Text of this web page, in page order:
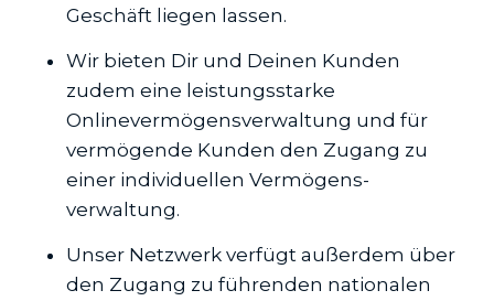
Geschäft liegen lassen.
Wir bieten Dir und Deinen Kunden
zudem eine leistungsstarke
Onlinevermögens­verwaltung und für
vermögende Kunden den Zugang zu
einer individuellen Vermögens­
verwaltung.
Unser Netzwerk verfügt außerdem über
den Zugang zu führenden nationalen